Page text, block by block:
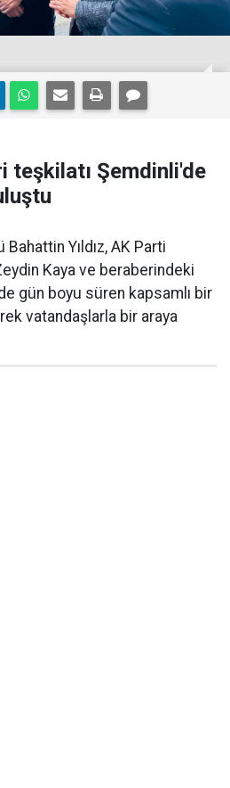
teşkilatı Şemdinli'de
Yıldız, AK Parti
Kaya ve beraberindeki
gün boyu süren kapsamlı bir
vatandaşlarla bir araya